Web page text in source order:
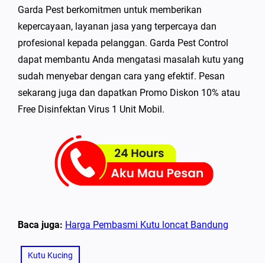
Garda Pest berkomitmen untuk memberikan
kepercayaan, layanan jasa yang terpercaya dan
profesional kepada pelanggan. Garda Pest Control
dapat membantu Anda mengatasi masalah kutu yang
sudah menyebar dengan cara yang efektif. Pesan
sekarang juga dan dapatkan Promo Diskon 10% atau
Free Disinfektan Virus 1 Unit Mobil.
Baca juga: Harga Pembasmi Kutu loncat Bandung
Kutu Kucing